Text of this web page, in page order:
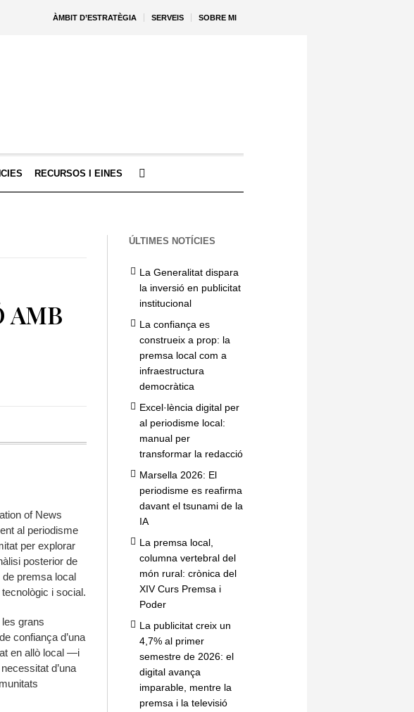
ÀMBIT D’ESTRATÈGIA SERVEIS SOBRE MI
RECURSOS I EINES
AMB
of News
al periodisme
per explorar
posterior de
premsa local
i social.
grans
confiança d’una
en allò local —i
d’una
ÚLTIMES NOTÍCIES
La Generalitat dispara
la inversió en publicitat
institucional
La confiança es
construeix a prop: la
premsa local com a
infraestructura
democràtica
Excel·lència digital per
al periodisme local:
manual per
transformar la redacció
Marsella 2026: El
periodisme es reafirma
davant el tsunami de la
IA
La premsa local,
columna vertebral del
món rural: crònica del
XIV Curs Premsa i
Poder
La publicitat creix un
4,7% al primer
semestre de 2026: el
digital avança
imparable, mentre la
premsa i la televisió